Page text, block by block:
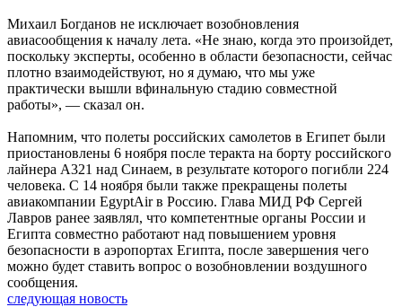
Михаил Богданов не исключает возобновления
авиасообщения к началу лета. «Не знаю, когда это произойдет,
поскольку эксперты, особенно в области безопасности, сейчас
плотно взаимодействуют, но я думаю, что мы уже
практически вышли вфинальную стадию совместной
работы», — сказал он.
Напомним, что полеты российских самолетов в Египет были
приостановлены 6 ноября после теракта на борту российского
лайнера А321 над Синаем, в результате которого погибли 224
человека. С 14 ноября были также прекращены полеты
авиакомпании EgyptAir в Россию. Глава МИД РФ Сергей
Лавров ранее заявлял, что компетентные органы России и
Египта совместно работают над повышением уровня
безопасности в аэропортах Египта, после завершения чего
можно будет ставить вопрос о возобновлении воздушного
сообщения.
следующая новость